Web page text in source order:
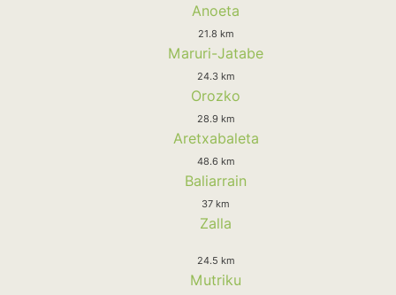
Anoeta
21.8 km
Maruri-Jatabe
24.3 km
Orozko
28.9 km
Aretxabaleta
48.6 km
Baliarrain
37 km
Zalla
24.5 km
Mutriku